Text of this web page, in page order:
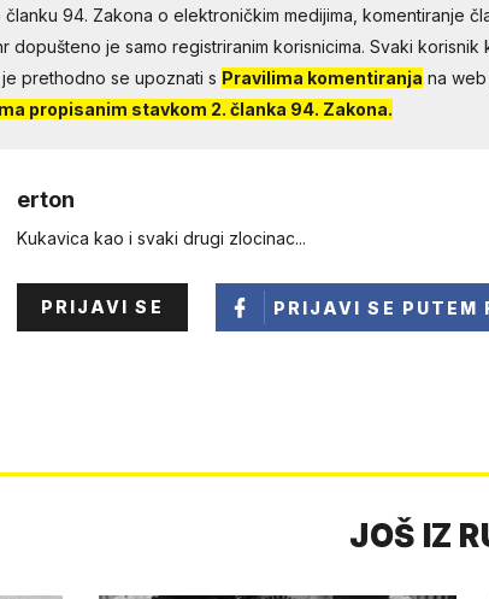
članku 94. Zakona o elektroničkim medijima, komentiranje
dopušteno je samo registriranim korisnicima. Svaki
prethodno se upoznati s Pravilima komentiranja na
propisanim stavkom 2. članka 94. Zakona.
erton
Kukavica kao i svaki drugi zlocinac...
PRIJAVI SE PRIJAVI SE PUTEM
JOŠ IZ